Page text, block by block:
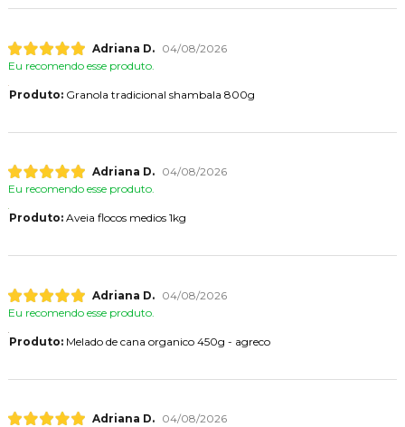
Adriana D.
04/08/2026
Eu recomendo esse produto.
Produto:Granola tradicional shambala 800g
Adriana D.
04/08/2026
Eu recomendo esse produto.
Produto:Aveia flocos medios 1kg
Adriana D.
04/08/2026
Eu recomendo esse produto.
Produto:Melado de cana organico 450g - agreco
Adriana D.
04/08/2026